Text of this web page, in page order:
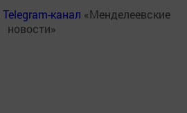
Telegram-канал «Менделеевские
новости»